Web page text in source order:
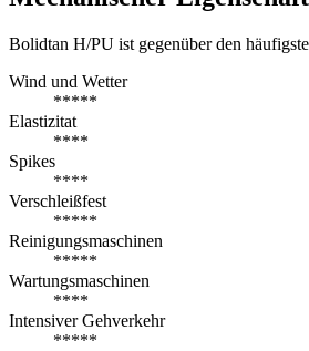
Bolidtan H/PU ist gegenüber den
Wind und Wetter
*****
Elastizitat
****
Spikes
****
Verschleißfest
*****
Reinigungsmaschinen
*****
Wartungsmaschinen
****
Intensiver Gehverkehr
*****